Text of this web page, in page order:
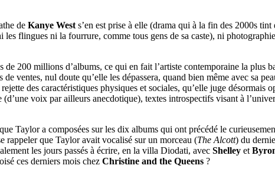
de Kanye West s’en est prise à elle (drama qui à la fin des 2000s
les flingues ni la fourrure, comme tous gens de sa caste), ni
200 millions d’albums, ce qui en fait l’artiste contemporaine la plus
de ventes, nul doute qu’elle les dépassera, quand bien même avec sa
des caractéristiques physiques et sociales, qu’elle juge désormais
voix par ailleurs anecdotique), textes introspectifs visant à
Taylor a composées sur les dix albums qui ont précédé le
rappeler que Taylor avait vocalisé sur un morceau (The Alcott) du
les jours passés à écrire, en la villa Diodati, avec Shelley et
ces derniers mois chez Christine and the Queens ?